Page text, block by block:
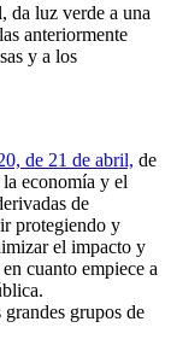
da luz verde a una
anteriormente
y a los
de 21 de abril, de
economía y el
de
protegiendo y
el impacto y
cuanto empiece a
grupos de